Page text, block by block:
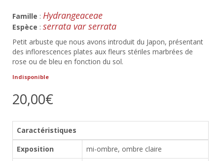
Famille : Hydrangeaceae
Espèce : serrata var serrata
Petit arbuste que nous avons introduit du Japon, présentant
des inflorescences plates aux fleurs stériles marbrées de
rose ou de bleu en fonction du sol.
Indisponible
20,00€
Caractéristiques
Exposition
mi-ombre, ombre claire